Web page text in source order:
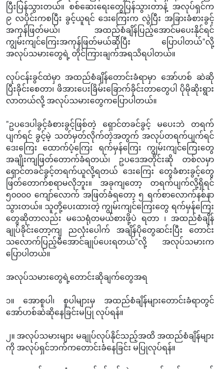
ပြီးပြန်သွားတယ်။ စစ်ဆေးရေးတွေပြန်သွားတာနဲ့ အလုပ်ရှင်က
၉ လပိုင်းကစပြီး ခွင့်ယူရင် ဒေးကြေးက လွဲပြီး အခြားခံစားခွင့်
အကုန်ဖြတ်မယ်၊ အထည်စံချိန်ပြည့်အောင်မပေးနိုင်ရင်
ကျွမ်းကျင်ကြေးအကုန်ဖြတ်မယ်ဆိုပြီး ပြောပါတယ်"လို့
အလုပ်သမားတွေရဲ့ တိုင်ကြားချက်အရသိရပါတယ်။
လုပ်ငန်းခွင်ထဲမှာ အထည်စံချိန်တောင်းခံရာမှာ အော်ဟစ် ဆဲဆို
ပြီးခိုင်းစေတာ၊ ဖိအားပေးခြိမ်းခြောက်ခိုင်းတာတွေပါ ပိုမိုဆိုးရွား
လာတယ်လို့ အလုပ်သမားတွေကပြောပါတယ်။
"ဥပဒေပါခွင့်ခံစားခွင့်ဖြစ်တဲ့ ရှောင်တခင်ခွင့် မပေးဘဲ တရက်
ပျက်ရင် ခွင့်မဲ့ သတ်မှတ်လိုက်တဲ့အတွက် အလုပ်တရက်ပျက်ရင်
ဒေးကြေး ထောက်ပံ့ကြေး ရက်မှန်ကြေး ကျွမ်းကျင်ကြေးတွေ
အချိုးကျဖြတ်တောက်ခံရတယ်၊ ဥပဒေအတိုင်းဆို တစ်လမှာ
ရှောင်တခင်ခွင့်တရက်ယူလို့ရတယ် ဒေးကြေး တွေခံစားခွင့်တွေ
ဖြတ်တောက်စရာမလိုဘူး။ အခုကျတော့ တရက်ပျက်လို့ရှိရင်
၅၀၀၀၀ ကျော်လောက် အဖြတ်ခံရတော့ ၅ ရက်စာလောက်နစ်နာ
သွားတယ်။ သူတို့ပေးထားတဲ့ ကျွမ်းကျင်ကြေးတွေ ရက်မှန်ကြေး
တွေဆိုတာလည်း မသေရုံတမယ်စားဖို့ပဲ ရတာ ၊ အထည်စံချိန်
ချုပ်ခိုင်းတော့ကျ ညလုံးပေါက် အချိန်ပိုတွေဆင်းပြီး တောင်း
သလောက်ပြည့်မီအောင်ချုပ်ပေးရတယ်"လို့ အလုပ်သမားက
ပြောပါတယ်။
အလုပ်သမားတွေရဲ့တောင်းဆိုချက်တွေအရ
၁။ အောစူပါ၊ စူပါများမှ အထည်စံချိန်များတောင်းခံရာတွင်
အော်ဟစ်ဆဲဆိုနေခြင်းမပြု လုပ်ရန်။
၂။ အလုပ်သမားများ မချုပ်လုပ်နိုင်သည့်အထိ အထည်စံချိန်များ
ကို အလုပ်ရှင်ဘက်ကတောင်းခံနေခြင်း မပြုလုပ်ရန်။